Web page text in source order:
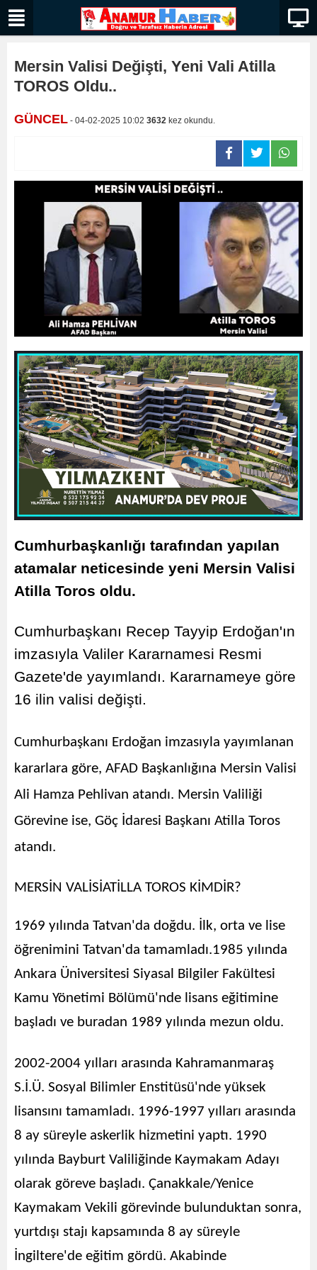
Mersin Valisi Değişti, Yeni Vali Atilla
TOROS Oldu..
GÜNCEL - 04-02-2025 10:02 3632 kez okundu.
Cumhurbaşkanlığı tarafından yapılan
atamalar neticesinde yeni Mersin Valisi
Atilla Toros oldu.
Cumhurbaşkanı Recep Tayyip Erdoğan'ın
imzasıyla Valiler Kararnamesi Resmi
Gazete'de yayımlandı. Kararnameye göre
16 ilin valisi değişti.
Cumhurbaşkanı Erdoğan imzasıyla yayımlanan
kararlara göre, AFAD Başkanlığına Mersin Valisi
Ali Hamza Pehlivan atandı. Mersin Valiliği
Görevine ise, Göç İdaresi Başkanı Atilla Toros
atandı.
MERSİN VALİSİATİLLA TOROS KİMDİR?
1969 yılında Tatvan'da doğdu. İlk, orta ve lise
öğrenimini Tatvan'da tamamladı.1985 yılında
Ankara Üniversitesi Siyasal Bilgiler Fakültesi
Kamu Yönetimi Bölümü'nde lisans eğitimine
başladı ve buradan 1989 yılında mezun oldu.
2002-2004 yılları arasında Kahramanmaraş
S.İ.Ü. Sosyal Bilimler Enstitüsü'nde yüksek
lisansını tamamladı. 1996-1997 yılları arasında
8 ay süreyle askerlik hizmetini yaptı. 1990
yılında Bayburt Valiliğinde Kaymakam Adayı
olarak göreve başladı. Çanakkale/Yenice
Kaymakam Vekili görevinde bulunduktan sonra,
yurtdışı stajı kapsamında 8 ay süreyle
İngiltere'de eğitim gördü. Akabinde